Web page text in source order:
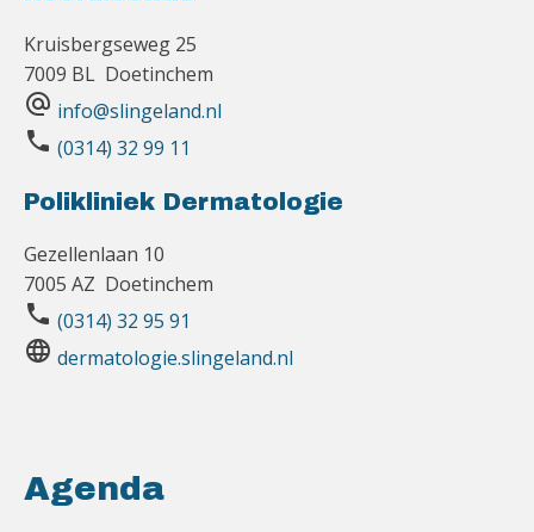
Kruisbergseweg 25
7009 BL Doetinchem
alternate_email info@slingeland.nl
phone (0314) 32 99 11
Polikliniek Dermatologie
Gezellenlaan 10
7005 AZ Doetinchem
phone (0314) 32 95 91
language dermatologie.slingeland.nl
Agenda